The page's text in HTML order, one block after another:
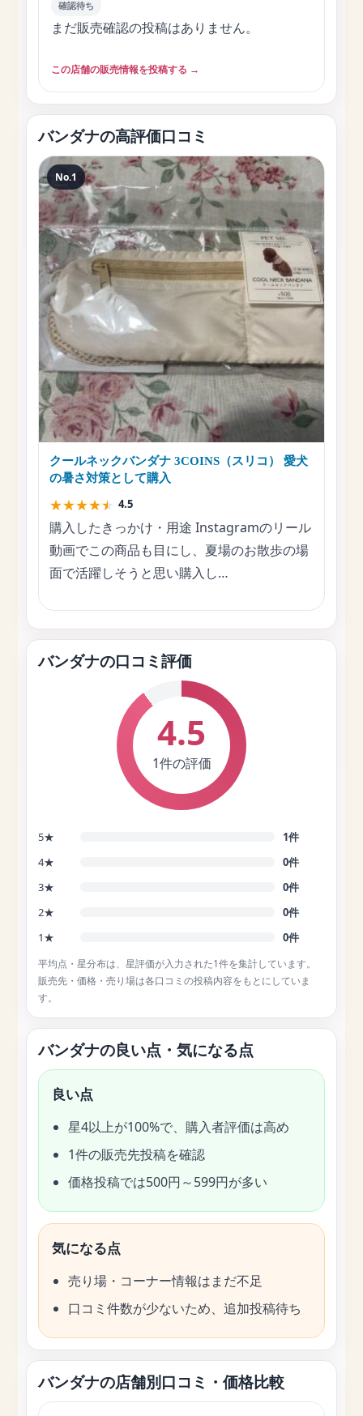
確認待ち
まだ販売確認の投稿はありません。
この店舗の販売情報を投稿する →
バンダナの高評価口コミ
No.1
クールネックバンダナ 3COINS（スリコ） 愛犬
の暑さ対策として購入
★★★★★ 4.5
購入したきっかけ・用途 Instagramのリール
動画でこの商品も目にし、夏場のお散歩の場
面で活躍しそうと思い購入し…
バンダナの口コミ評価
4.5
1件の評価
5★
1件
4★
0件
3★
0件
2★
0件
1★
0件
平均点・星分布は、星評価が入力された1件を集計しています。
販売先・価格・売り場は各口コミの投稿内容をもとにしていま
す。
バンダナの良い点・気になる点
良い点
星4以上が100%で、購入者評価は高め
1件の販売先投稿を確認
価格投稿では500円～599円が多い
気になる点
売り場・コーナー情報はまだ不足
口コミ件数が少ないため、追加投稿待ち
バンダナの店舗別口コミ・価格比較